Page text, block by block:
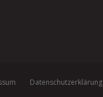
Datenschutzerklärung